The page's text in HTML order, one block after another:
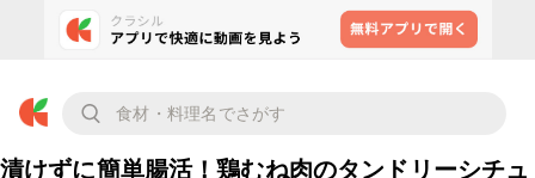
漬けずに簡単腸活！鶏むね肉のタンドリーシチュ